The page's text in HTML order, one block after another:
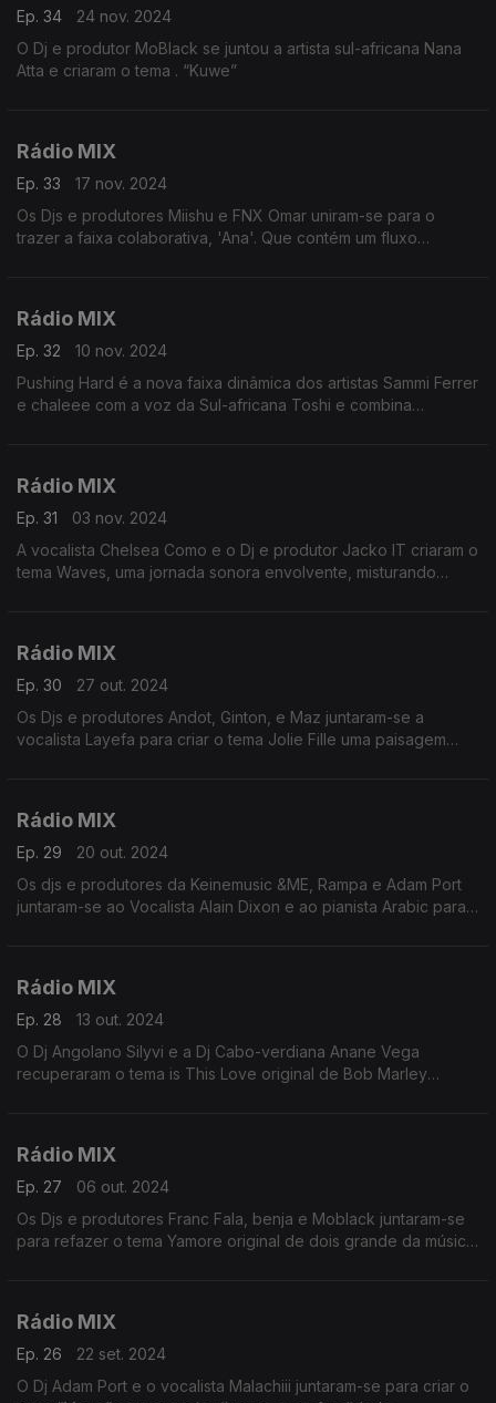
Ep. 34
24 nov. 2024
O Dj e produtor MoBlack se juntou a artista sul-africana Nana
Atta e criaram o tema . “Kuwe”
Rádio MIX
Ep. 33
17 nov. 2024
Os Djs e produtores Miishu e FNX Omar uniram-se para o
trazer a faixa colaborativa, 'Ana'. Que contém um fluxo
Rádio MIX
Ep. 32
10 nov. 2024
Pushing Hard é a nova faixa dinâmica dos artistas Sammi Ferrer
e chaleee com a voz da Sul-africana Toshi e combina
Rádio MIX
Ep. 31
03 nov. 2024
A vocalista Chelsea Como e o Dj e produtor Jacko IT criaram o
tema Waves, uma jornada sonora envolvente, misturando
Rádio MIX
Ep. 30
27 out. 2024
Os Djs e produtores Andot, Ginton, e Maz juntaram-se a
vocalista Layefa para criar o tema Jolie Fille uma paisagem
Rádio MIX
Ep. 29
20 out. 2024
Os djs e produtores da Keinemusic &ME, Rampa e Adam Port
juntaram-se ao Vocalista Alain Dixon e ao pianista Arabic para
Rádio MIX
Ep. 28
13 out. 2024
O Dj Angolano Silyvi e a Dj Cabo-verdiana Anane Vega
recuperaram o tema is This Love original de Bob Marley
Rádio MIX
Ep. 27
06 out. 2024
Os Djs e produtores Franc Fala, benja e Moblack juntaram-se
para refazer o tema Yamore original de dois grande da música
Rádio MIX
Ep. 26
22 set. 2024
O Dj Adam Port e o vocalista Malachiii juntaram-se para criar o